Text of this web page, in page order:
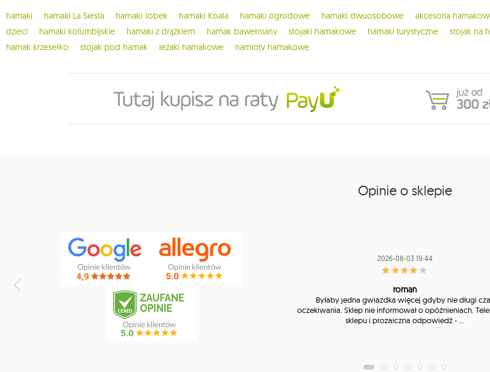
hamaki hamaki La Siesta hamaki Jobek hamaki Koala hamaki ogrodowe hamaki dwuosobowe akcesoria
dzieci
hamaki kolumbijskie hamaki z drążkiem hamak bawełniany stojaki hamakowe hamaki turystyczne stojak na
hamak krzesełko
stojak pod hamak leżaki hamakowe namioty hamakowe
Opinie o sklepie
2026-08-03 19:44
roman
Byłaby jedna gwiazdka więcej gdyby nie długi
oczekiwania. Sklep nie informował o opóźnieniach.
sklepu i prozaiczna odpowiedź - ...